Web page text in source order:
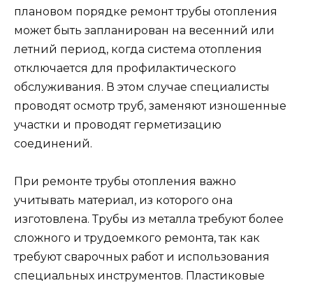
плановом порядке ремонт трубы отопления
может быть запланирован на весенний или
летний период, когда система отопления
отключается для профилактического
обслуживания. В этом случае специалисты
проводят осмотр труб, заменяют изношенные
участки и проводят герметизацию
соединений.
При ремонте трубы отопления важно
учитывать материал, из которого она
изготовлена. Трубы из металла требуют более
сложного и трудоемкого ремонта, так как
требуют сварочных работ и использования
специальных инструментов. Пластиковые